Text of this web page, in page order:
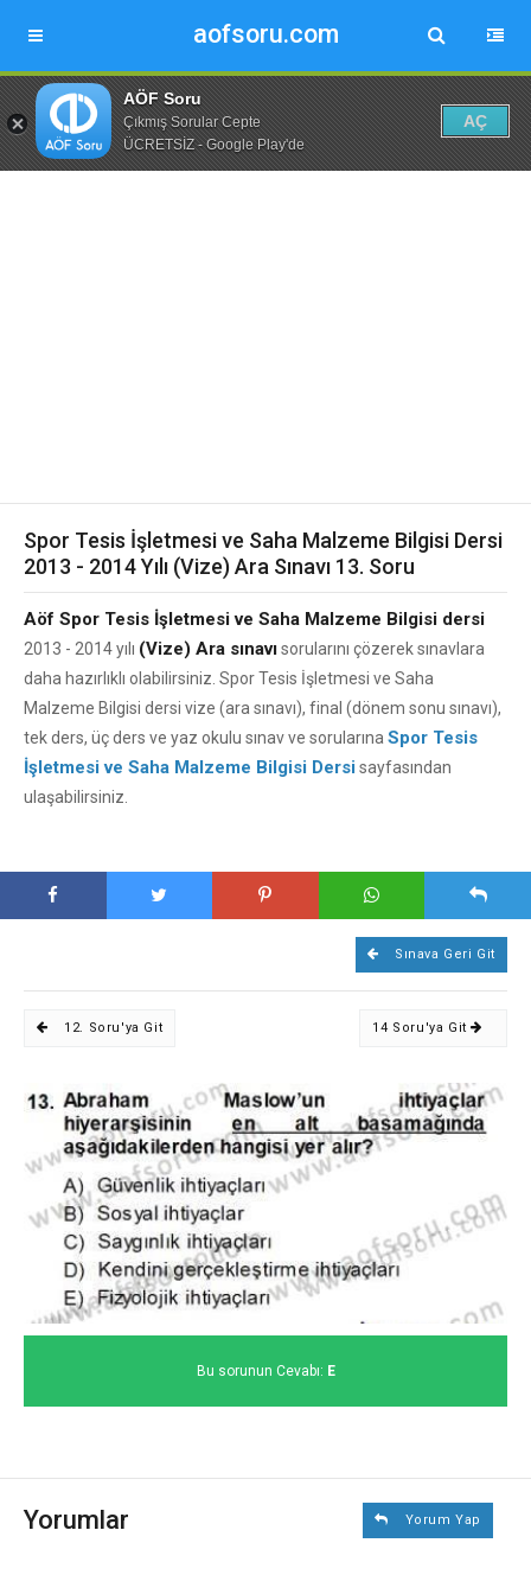
aofsoru.com
AÖF Soru
Çıkmış Sorular Cepte
ÜCRETSİZ - Google Play'de
AÇ
Spor Tesis İşletmesi ve Saha Malzeme Bilgisi Dersi
2013 - 2014 Yılı (Vize) Ara Sınavı 13. Soru
Aöf Spor Tesis İşletmesi ve Saha Malzeme Bilgisi dersi
2013 - 2014 yılı (Vize) Ara sınavısorularını çözerek sınavlara
daha hazırlıklı olabilirsiniz. Spor Tesis İşletmesi ve Saha
Malzeme Bilgisi dersi vize (ara sınavı), final (dönem sonu sınavı),
tek ders, üç ders ve yaz okulu sınav ve sorularına Spor Tesis
İşletmesi ve Saha Malzeme Bilgisi Dersisayfasından
ulaşabilirsiniz.
Sınava Geri Git
12. Soru'ya Git 14 Soru'ya Git
Bu sorunun Cevabı: E
Yorumlar Yorum Yap